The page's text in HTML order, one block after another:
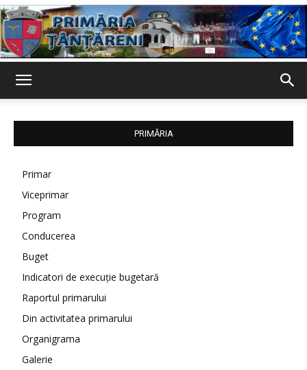
PRIMĂRIA
Primar
Viceprimar
Program
Conducerea
Buget
Indicatori de execuție bugetară
Raportul primarului
Din activitatea primarului
Organigrama
Galerie